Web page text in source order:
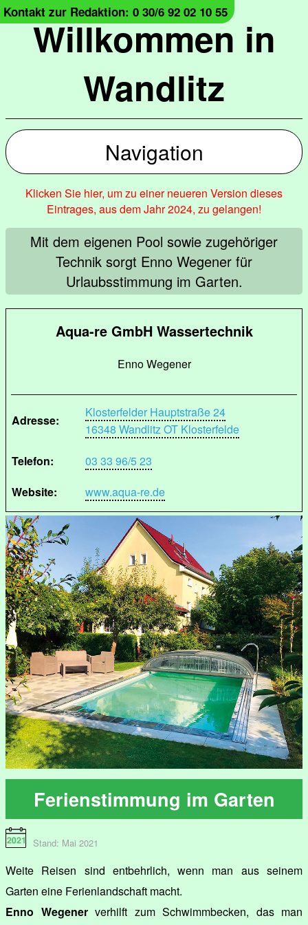
Willkommen in
Wandlitz
Kontakt zur Redaktion: 0 30/6 92 02 10 55
Navigation
Klicken Sie hier, um zu einer neueren Version dieses
Eintrages, aus dem Jahr 2024, zu gelangen!
Mit dem eigenen Pool sowie zugehöriger
Technik sorgt Enno Wegener für
Urlaubsstimmung im Garten.
Aqua-re GmbH Wassertechnik
Enno Wegener
Adresse:
Klosterfelder Hauptstraße 24
16348 Wandlitz OT Klosterfelde
Telefon:
03 33 96/5 23
Website:
www.aqua-re.de
Ferienstimmung im Garten
Stand: Mai 2021
Weite Reisen sind entbehrlich, wenn man aus seinem
Garten eine Ferienlandschaft macht.
Enno Wegenerverhilft zum Schwimmbecken, das man